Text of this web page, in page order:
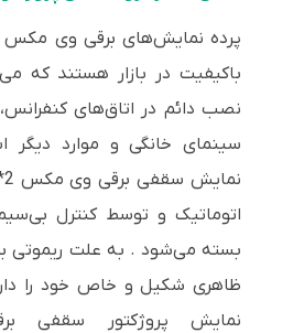
پرده نمایش‌های برقی وی مکس
باکیفیت در بازار هستند که
نصب دائم در اتاق‌های
سینمای خانگی و موارد دیگر
اتوماتیک و توسط کنترل
بسته می‌شود . به علت ریموتی
ظاهری شکیل و خاص خود را
نمایش پروژکتور سقفی